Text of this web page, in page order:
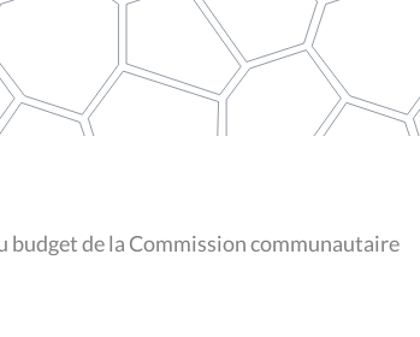
de la Commission communautaire